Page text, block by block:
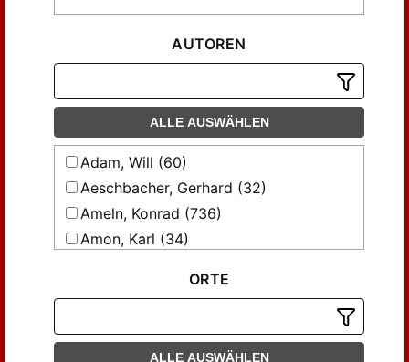
AUTOREN
ALLE AUSWÄHLEN
Adam, Will (60)
Aeschbacher, Gerhard (32)
Ameln, Konrad (736)
Amon, Karl (34)
Axmacher, Elke (37)
Bianca, Andrea M. (37)
ORTE
ALLE AUSWÄHLEN